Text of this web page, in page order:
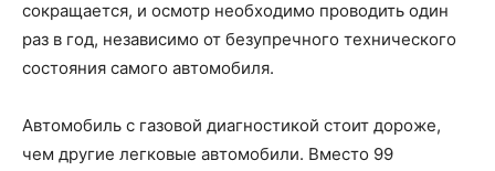
сокращается, и осмотр необходимо проводить один
раз в год, независимо от безупречного технического
состояния самого автомобиля.
Автомобиль с газовой диагностикой стоит дороже,
чем другие легковые автомобили. Вместо 99